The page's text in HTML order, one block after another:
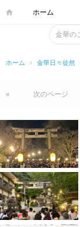
ホーム
ホーム › 金華日々徒然
次のページ
«